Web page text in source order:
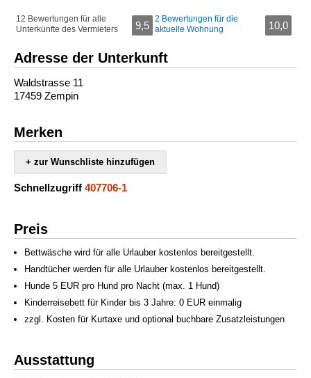
12 Bewertungen für alle
Unterkünfte des Vermieters
9,5
2 Bewertungen für die
aktuelle Wohnung
10,0
Adresse der Unterkunft
Waldstrasse 11
17459 Zempin
Merken
+ zur Wunschliste hinzufügen
Schnellzugriff 407706-1
Preis
Bettwäsche wird für alle Urlauber kostenlos bereitgestellt.
Handtücher werden für alle Urlauber kostenlos bereitgestellt.
Hunde 5 EUR pro Hund pro Nacht (max. 1 Hund)
Kinderreisebett für Kinder bis 3 Jahre: 0 EUR einmalig
zzgl. Kosten für Kurtaxe und optional buchbare Zusatzleistungen
Ausstattung